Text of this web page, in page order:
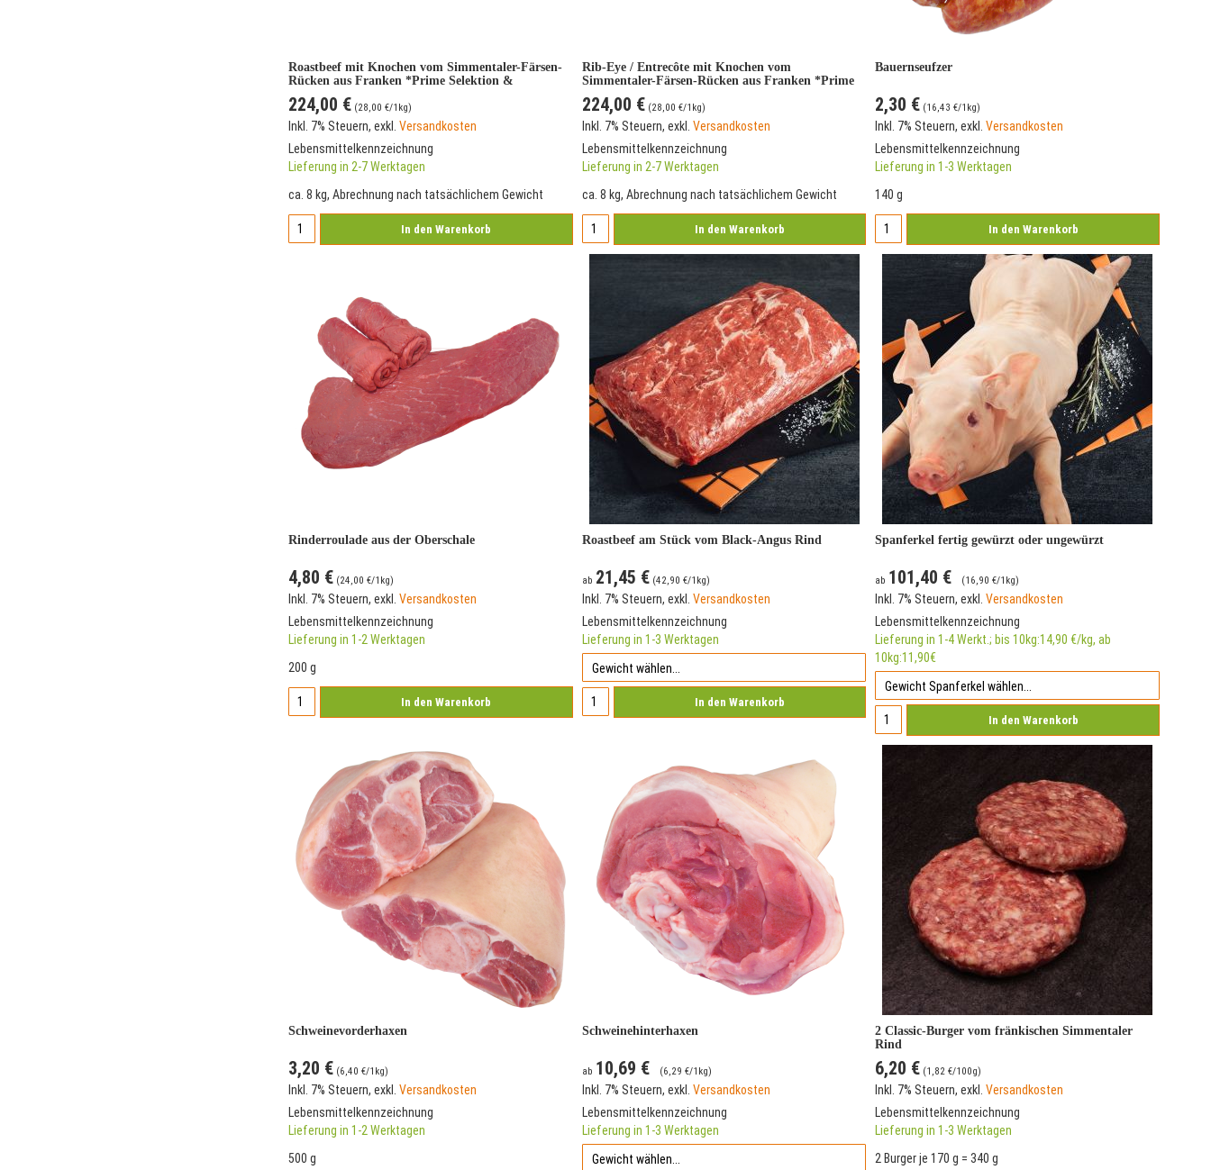
Roastbeef mit Knochen vom Simmentaler-Färsen-
Rücken aus Franken *Prime Selektion &
Versandkostenfrei*
224,00 € (28,00 €/1kg)
Inkl. 7% Steuern,exkl.Versandkosten
Lebensmittelkennzeichnung
Lieferung in 2-7 Werktagen
ca. 8 kg, Abrechnung nach tatsächlichem Gewicht
In den Warenkorb
Rib-Eye / Entrecôte mit Knochen vom
Simmentaler-Färsen-Rücken aus Franken *Prime
Selektion & Versandkostenfrei*
224,00 € (28,00 €/1kg)
Inkl. 7% Steuern, exkl. Versandkosten
Lebensmittelkennzeichnung
Lieferung in 2-7 Werktagen
ca. 8 kg, Abrechnung nach tatsächlichem Gewicht
In den Warenkorb
Bauernseufzer
2,30 € (16,43 €/1kg)
Inkl. 7% Steuern,exkl.Versandkosten
Lebensmittelkennzeichnung
Lieferung in 1-3 Werktagen
140 g
In den Warenkorb
Rinderroulade aus der Oberschale
4,80 € (24,00 €/1kg)
Inkl. 7% Steuern,exkl.Versandkosten
Lebensmittelkennzeichnung
Lieferung in 1-2 Werktagen
200 g
In den Warenkorb
Roastbeef am Stück vom Black-Angus Rind
ab 21,45 € (42,90 €/1kg)
Inkl. 7% Steuern, exkl. Versandkosten
Lebensmittelkennzeichnung
Lieferung in 1-3 Werktagen
In den Warenkorb
Spanferkel fertig gewürzt oder ungewürzt
ab 101,40 € (16,90 €/1kg)
Inkl. 7% Steuern,exkl.Versandkosten
Lebensmittelkennzeichnung
Lieferung in 1-4 Werkt.; bis 10kg:14,90 €/kg, ab
10kg:11,90€
In den Warenkorb
Schweinevorderhaxen
3,20 € (6,40 €/1kg)
Inkl. 7% Steuern,exkl.Versandkosten
Lebensmittelkennzeichnung
Lieferung in 1-2 Werktagen
500 g
Schweinehinterhaxen
ab 10,69 € (6,29 €/1kg)
Inkl. 7% Steuern, exkl. Versandkosten
Lebensmittelkennzeichnung
Lieferung in 1-3 Werktagen
2 Classic-Burger vom fränkischen Simmentaler
Rind
6,20 € (1,82 €/100g)
Inkl. 7% Steuern,exkl.Versandkosten
Lebensmittelkennzeichnung
Lieferung in 1-3 Werktagen
2 Burger je 170 g = 340 g